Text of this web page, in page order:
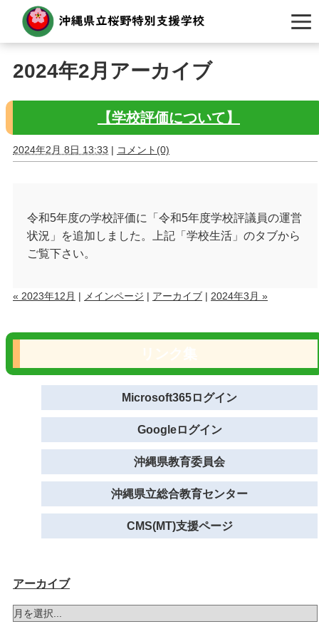
2024年2月アーカイブ
【学校評価について】
2024年2月 8日 13:33 | コメント(0)
令和5年度の学校評価に
「令和5年度学校評議員の運営
状況」を追加 しました。上記「学校生活」のタブから
ご覧下さい。
« 2023年12月 | メインページ | アーカイブ | 2024年3月 »
Microsoft365ログイン
Googleログイン
沖縄県教育委員会
沖縄県立総合教育センター
CMS(MT)支援ページ
アーカイブ